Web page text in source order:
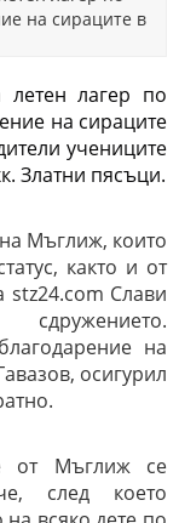
лагер по
на сираците
учениците
Златни пясъци.
Мъглиж, които
както и от
stz24.com Слави
на
осигурил
от Мъглиж се
след което